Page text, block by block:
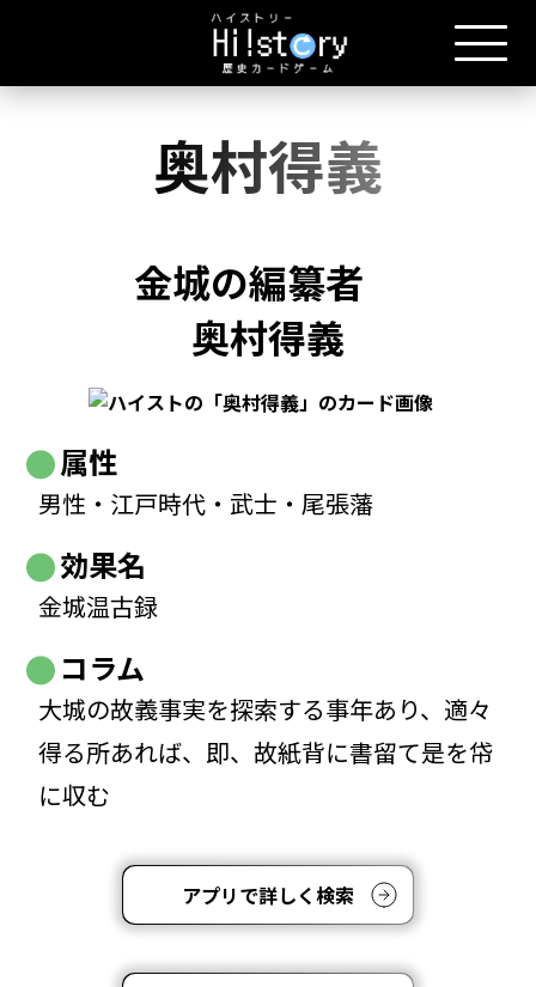
奥村得義
金城の編纂者
奥村得義
属性
男性・江戸時代・武士・尾張藩
効果名
金城温古録
コラム
大城の故義事実を探索する事年あり、適々
得る所あれば、即、故紙背に書留て是を帒
に収む
アプリで詳しく検索